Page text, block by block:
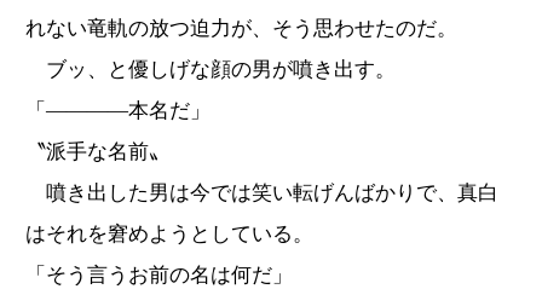
れない竜軌の放つ迫力が、そう思わせたのだ。
ブッ、と優しげな顔の男が噴き出す。
「――――本名だ」
〝派手な名前〟
噴き出した男は今では笑い転げんばかりで、真白
はそれを窘めようとしている。
「そう言うお前の名は何だ」